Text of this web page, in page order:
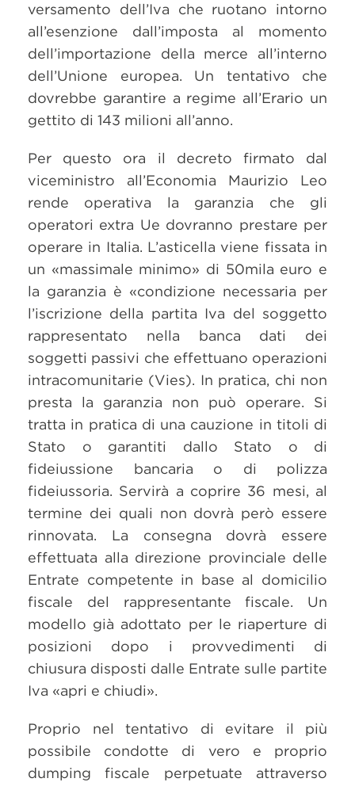
versamento dell’Iva che ruotano intorno
all’esenzione dall’imposta al momento
dell’importazione della merce all’interno
dell’Unione europea. Un tentativo che
dovrebbe garantire a regime all’Erario un
gettito di 143 milioni all’anno.
Per questo ora il decreto firmato dal
viceministro all’Economia Maurizio Leo
rende operativa la garanzia che gli
operatori extra Ue dovranno prestare per
operare in Italia. L’asticella viene fissata in
un «massimale minimo» di 50mila euro e
la garanzia è «condizione necessaria per
l’iscrizione della partita Iva del soggetto
rappresentato nella banca dati dei
soggetti passivi che effettuano operazioni
intracomunitarie (Vies). In pratica, chi non
presta la garanzia non può operare. Si
tratta in pratica di una cauzione in titoli di
Stato o garantiti dallo Stato o di
fideiussione bancaria o di polizza
fideiussoria. Servirà a coprire 36 mesi, al
termine dei quali non dovrà però essere
rinnovata. La consegna dovrà essere
effettuata alla direzione provinciale delle
Entrate competente in base al domicilio
fiscale del rappresentante fiscale. Un
modello già adottato per le riaperture di
posizioni dopo i provvedimenti di
chiusura disposti dalle Entrate sulle partite
Iva «apri e chiudi».
Proprio nel tentativo di evitare il più
possibile condotte di vero e proprio
dumping fiscale perpetuate attraverso